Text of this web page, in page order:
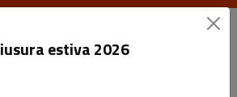
estiva 2026